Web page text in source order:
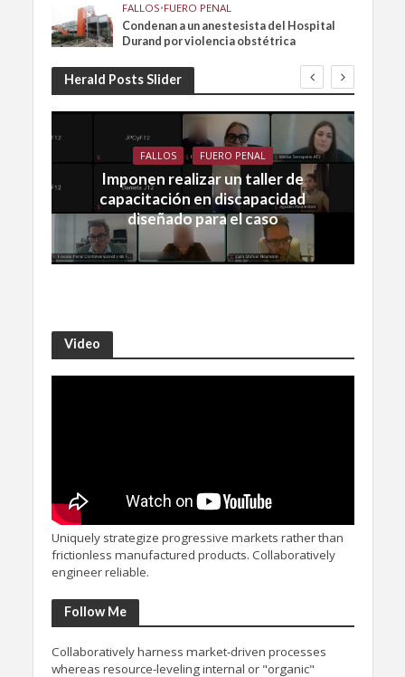
FALLOS•FUERO PENAL
Condenan a un anestesista del Hospital
Durand por violencia obstétrica
Herald Posts Slider
FALLOS FUERO PENAL
Imponen realizar un taller de
capacitación en discapacidad
diseñado para el caso
Video
Uniquely strategize progressive markets rather than
frictionless manufactured products. Collaboratively
engineer reliable.
Follow Me
Collaboratively harness market-driven processes
whereas resource-leveling internal or "organic"